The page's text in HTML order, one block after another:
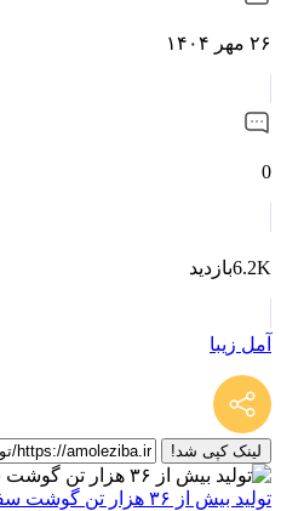
۲۶ مهر ۱۴۰۴
0
6.2Kبازدید
آمل زیبا
لینک کپی شد!
تولید بیش از ۳۶ هزار تن گوشت سفید در آمل